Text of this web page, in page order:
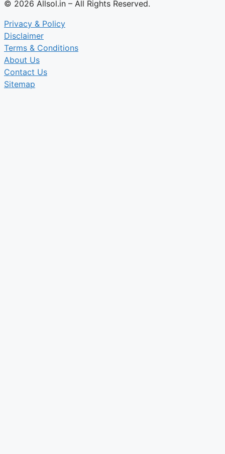
© 2026 Allsol.in – All Rights Reserved.
Privacy & Policy
Disclaimer
Terms & Conditions
About Us
Contact Us
Sitemap